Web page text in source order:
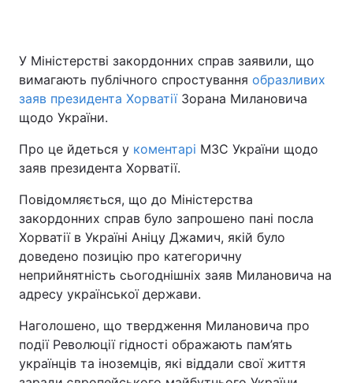
У Міністерстві закордонних справ заявили, що
вимагають публічного спростування образливих
заяв президента ХорватіїЗорана Милановича
щодо України.
Про це йдеться у коментарі МЗС України щодо
заяв президента Хорватії.
Повідомляється, що до Міністерства
закордонних справ було запрошено пані посла
Хорватії в Україні Аніцу Джамич, якій було
доведено позицію про категоричну
неприйнятність сьогоднішніх заяв Милановича на
адресу української держави.
Наголошено, що твердження Милановича про
події Революції гідності ображають пам’ять
українців та іноземців, які віддали свої життя